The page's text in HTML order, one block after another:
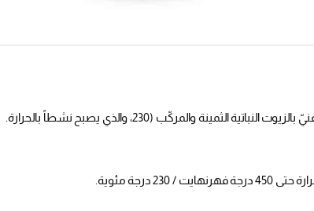
الثمينة والمركّب (230، والذي يصبح نشطاً بالحرارة.
درجة مئوية.